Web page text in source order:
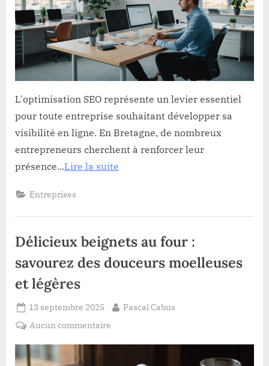
expert
bretagne
pour
améliorer
votre
L'optimisation SEO représente un levier essentiel
pour toute entreprise souhaitant développer sa
visibilité en ligne. En Bretagne, de nombreux
entrepreneurs cherchent à renforcer leur
présence...Lire la suite
Entreprises
Délicieux beignets au four :
savourez des douceurs moelleuses
et légères
Posted
on
13 septembre 2025 By
Pascal Cabus
Aucun commentaire